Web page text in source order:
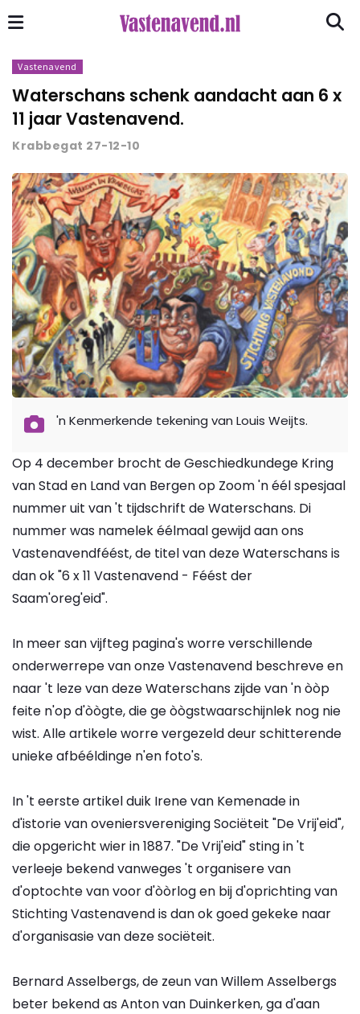
Vastenavend
Waterschans schenk aandacht aan 6 x
11 jaar Vastenavend.
Krabbegat 27-12-10
'n Kenmerkende tekening van Louis Weijts.
Op 4 december brocht de Geschiedkundege Kring
van Stad en Land van Bergen op Zoom 'n éél spesjaal
nummer uit van 't tijdschrift de Waterschans. Di
nummer was namelek éélmaal gewijd aan ons
Vastenavendféést, de titel van deze Waterschans is
dan ok "6 x 11 Vastenavend - Féést der
Saam'oreg'eid".
In meer san vijfteg pagina's worre verschillende
onderwerrepe van onze Vastenavend beschreve en
naar 't leze van deze Waterschans zijde van 'n òòp
feite n'op d'òògte, die ge òògstwaarschijnlek nog nie
wist. Alle artikele worre vergezeld deur schitterende
unieke afbééldinge n'en foto's.
In 't eerste artikel duik Irene van Kemenade in
d'istorie van oveniersvereniging Sociëteit "De Vrij'eid",
die opgericht wier in 1887. "De Vrij'eid" sting in 't
verleeje bekend vanweges 't organisere van
d'optochte van voor d'òòrlog en bij d'oprichting van
Stichting Vastenavend is dan ok goed gekeke naar
d'organisasie van deze sociëteit.
Bernard Asselbergs, de zeun van Willem Asselbergs
beter bekend as Anton van Duinkerken, ga d'aan